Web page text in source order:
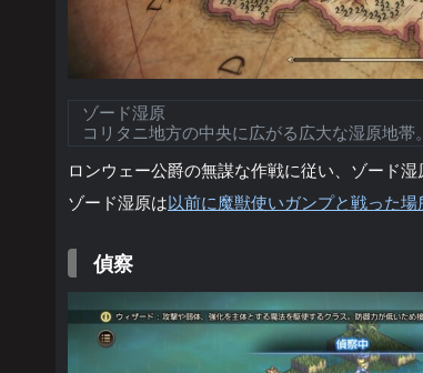
ゾード湿原
コリタニ地方の中央に広がる広大な湿原地帯
ロンウェー公爵の無謀な作戦に従い、ゾード
ゾード湿原は以前に魔獣使いガンプと戦った場
偵察